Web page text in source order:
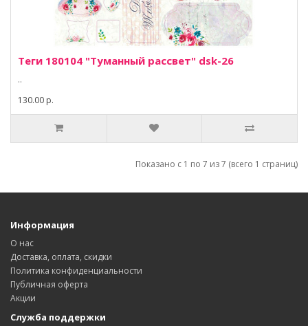
Теги 180104 "Туманный рассвет" dsk-26
..
130.00 р.
Показано с 1 по 7 из 7 (всего 1 страниц)
Информация
О нас
Доставка, оплата, скидки
Политика конфиденциальности
Публичная оферта
Акции
Служба поддержки